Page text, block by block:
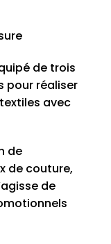
de trois
pour réaliser
avec
de
de couture,
de